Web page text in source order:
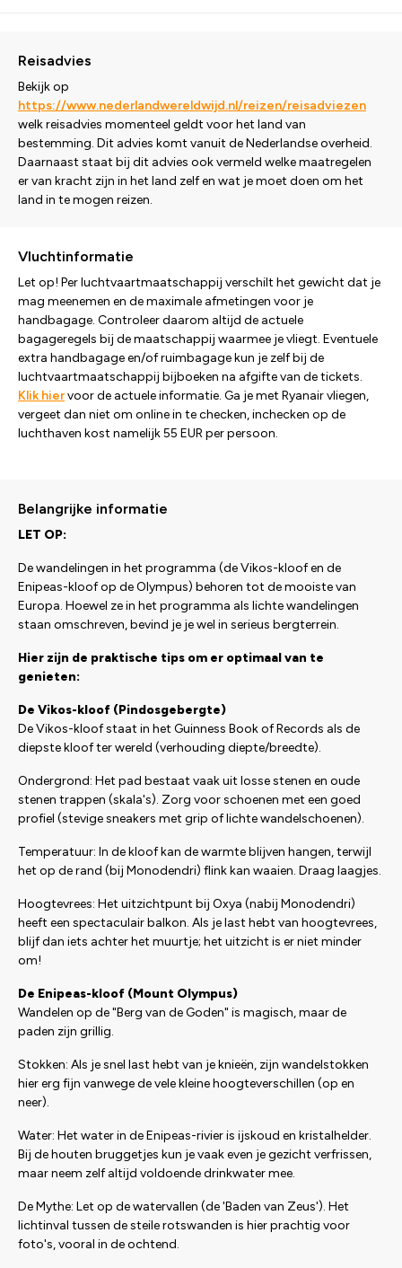
Reisadvies
Bekijk op
https://www.nederlandwereldwijd.nl/reizen/reisadviezen
welk reisadvies momenteel geldt voor het land van
bestemming. Dit advies komt vanuit de Nederlandse overheid.
Daarnaast staat bij dit advies ook vermeld welke maatregelen
er van kracht zijn in het land zelf en wat je moet doen om het
land in te mogen reizen.
Vluchtinformatie
Let op! Per luchtvaartmaatschappij verschilt het gewicht dat je
mag meenemen en de maximale afmetingen voor je
handbagage. Controleer daarom altijd de actuele
bagageregels bij de maatschappij waarmee je vliegt. Eventuele
extra handbagage en/of ruimbagage kun je zelf bij de
luchtvaartmaatschappij bijboeken na afgifte van de tickets.
Klik hiervoor de actuele informatie. Ga je met Ryanair vliegen,
vergeet dan niet om online in te checken, inchecken op de
luchthaven kost namelijk 55 EUR per persoon.
Belangrijke informatie
LET OP:
De wandelingen in het programma (de Vikos-kloof en de
Enipeas-kloof op de Olympus) behoren tot de mooiste van
Europa. Hoewel ze in het programma als lichte wandelingen
staan omschreven, bevind je je wel in serieus bergterrein.
Hier zijn de praktische tips om er optimaal van te
genieten:
De Vikos-kloof (Pindosgebergte)
De Vikos-kloof staat in het Guinness Book of Records als de
diepste kloof ter wereld (verhouding diepte/breedte).
Ondergrond: Het pad bestaat vaak uit losse stenen en oude
stenen trappen (skala's). Zorg voor schoenen met een goed
profiel (stevige sneakers met grip of lichte wandelschoenen).
Temperatuur: In de kloof kan de warmte blijven hangen, terwijl
het op de rand (bij Monodendri) flink kan waaien. Draag laagjes.
Hoogtevrees: Het uitzichtpunt bij Oxya (nabij Monodendri)
heeft een spectaculair balkon. Als je last hebt van hoogtevrees,
blijf dan iets achter het muurtje; het uitzicht is er niet minder
om!
De Enipeas-kloof (Mount Olympus)
Wandelen op de "Berg van de Goden" is magisch, maar de
paden zijn grillig.
Stokken: Als je snel last hebt van je knieën, zijn wandelstokken
hier erg fijn vanwege de vele kleine hoogteverschillen (op en
neer).
Water: Het water in de Enipeas-rivier is ijskoud en kristalhelder.
Bij de houten bruggetjes kun je vaak even je gezicht verfrissen,
maar neem zelf altijd voldoende drinkwater mee.
De Mythe: Let op de watervallen (de 'Baden van Zeus'). Het
lichtinval tussen de steile rotswanden is hier prachtig voor
foto's, vooral in de ochtend.